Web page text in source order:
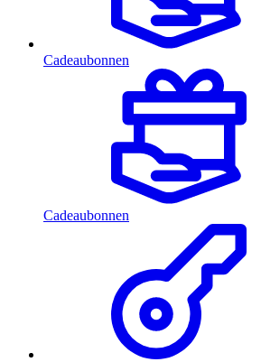
Cadeaubonnen
Cadeaubonnen